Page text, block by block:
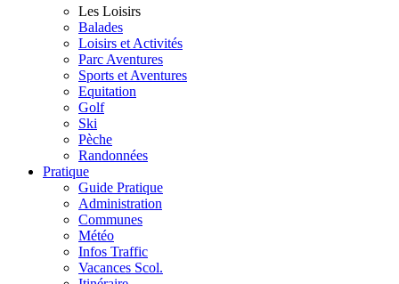
Les Loisirs
Balades
Loisirs et Activités
Parc Aventures
Sports et Aventures
Equitation
Golf
Ski
Pèche
Randonnées
Pratique
Guide Pratique
Administration
Communes
Météo
Infos Traffic
Vacances Scol.